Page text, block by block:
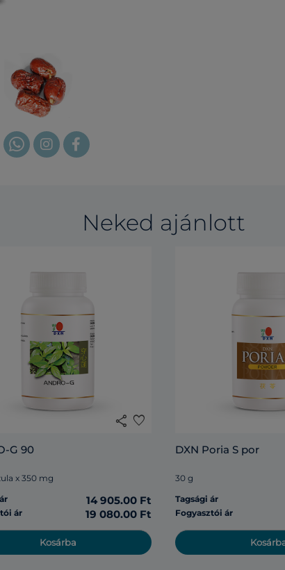
Neked ajánlott
share favorite
G 90
x 350 mg
14 905.00 Ft
ár 19 080.00 Ft
Kosárba
DXN Poria S por
30 g
Tagsági ár
Fogyasztói ár